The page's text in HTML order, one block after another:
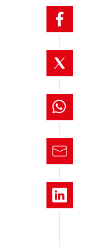
lacapitalenews.it